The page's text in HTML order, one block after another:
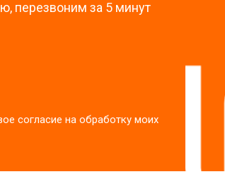
перезвоним за 5 минут
согласие на обработку моих